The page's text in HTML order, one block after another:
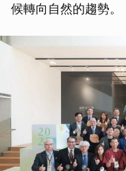
候轉向自然的趨勢。